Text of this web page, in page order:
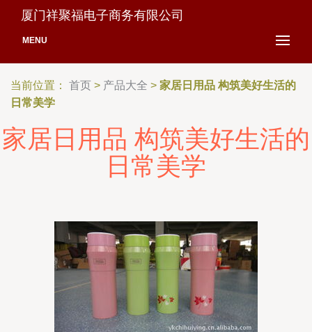
厦门祥聚福电子商务有限公司
MENU
当前位置： 首页 > 产品大全 > 家居日用品 构筑美好生活的
日常美学
家居日用品 构筑美好生活的
日常美学